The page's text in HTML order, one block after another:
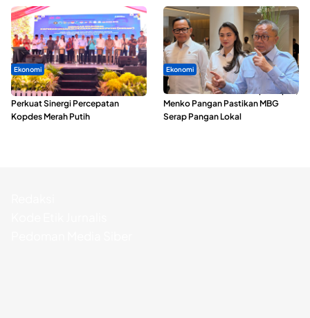
Ekonomi
Seminar di Ternate, Mendes
Perkuat Sinergi Percepatan
Kopdes Merah Putih
Ekonomi
SPPG di Maluku Utara Dipercepat,
Menko Pangan Pastikan MBG
Serap Pangan Lokal